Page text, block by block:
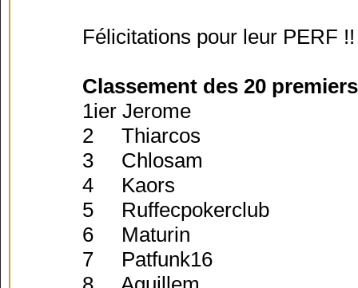
Félicitations pour leur PERF !!
Classement des 20
1ier Jerome
2 Thiarcos
3 Chlosam
4 Kaors
5 Ruffecpokerclub
6 Maturin
7 Patfunk16